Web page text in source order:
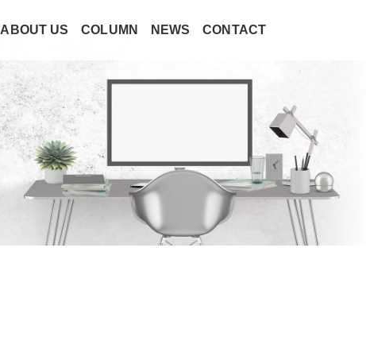
ABOUT US COLUMN NEWS CONTACT